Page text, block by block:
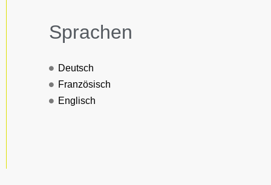
Sprachen
Deutsch
Französisch
Englisch